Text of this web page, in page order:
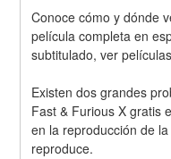
Conoce cómo y dónde
película completa en
subtitulado, ver
Existen dos grandes
Fast & Furious X gratis
en la reproducción de
reproduce.